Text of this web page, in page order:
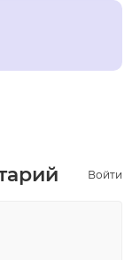
Войти